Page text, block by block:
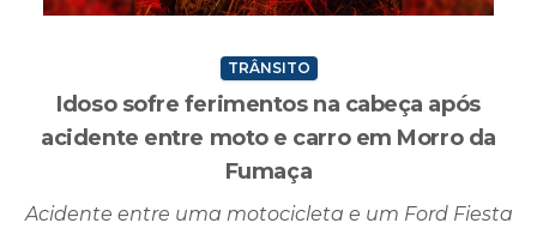
TRÂNSITO
Idoso sofre ferimentos na cabeça após
acidente entre moto e carro em Morro da